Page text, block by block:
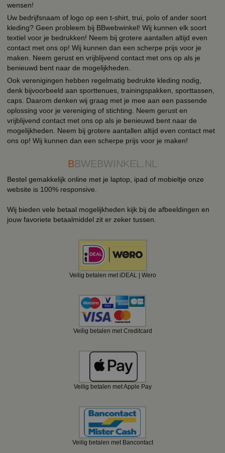
wensen!
Uw bedrijfsnaam of logo op een t-shirt, trui, polo of ander soort
kleding? Geen probleem bij BBwebwinkel! Wij kunnen elk soort
textiel voor je bedrukken! Neem bij grotere aantallen altijd even
contact met ons op! Wij kunnen dan een scherpe prijs voor je
maken. Neem gerust en vrijblijvend contact met ons op als je
benieuwd bent naar de mogelijkheden.
Ook verenigingen hebben regelmatig bedrukte kleding nodig,
denk bijvoorbeeld aan sporttenues, trainingspakken, sporttassen,
caps. Daarom denken wij graag met je mee aan een passende
oplossing voor je vereniging of stichting. Neem gerust en
vrijblijvend contact met ons op als je benieuwd bent naar de
mogelijkheden. Neem bij grotere aantallen altijd even contact met
ons op! Wij kunnen dan een scherpe prijs voor je maken!
BBWEBWINKEL.NL
Bestel gemakkelijk online met je laptop, ipad of mobieltje onze
website is 100% responsive.
Wij bieden vele betaal mogelijkheden kijk bij de afbeeldingen en
jouw favoriete betaalmiddel zit er zeker tussen.
Veilig betalen met iDEAL | Wero
Veilig betalen met Creditcard
Veilig betalen met Apple Pay
Veilig betalen met Bancontact